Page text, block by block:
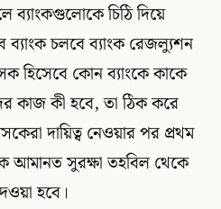
ব্যাংকগুলোকে চিঠি দিয়ে
চলবে ব্যাংক রেজল্যুশন
হিসেবে কোন ব্যাংকে কাকে
কাজ কী হবে, তা ঠিক করে
দায়িত্ব নেওয়ার পর প্রথম
আমানত সুরক্ষা তহবিল থেকে
হবে।